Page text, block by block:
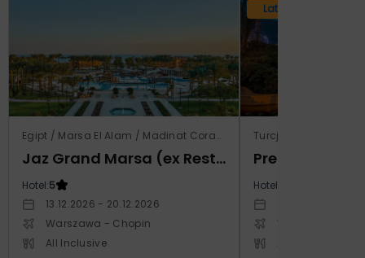
Egipt / Marsa El Alam / Madinat Coraya
Jaz Grand Marsa (ex Resta Grand Resort)
Hotel:5
13.12.2026 - 20.12.2026
Warszawa - Chopin
All Inclusive
Lato 2026
Turcja / Riwiera
Prestige
Hotel:
Warszawa -